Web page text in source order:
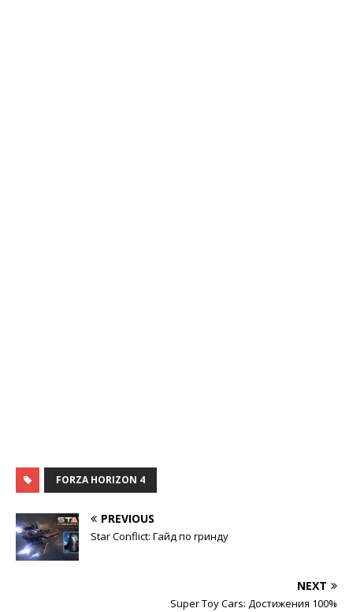
FORZA HORIZON 4
PREVIOUS
Star Conflict: Гайд по гринду
NEXT
Super Toy Cars: Достижения 100%